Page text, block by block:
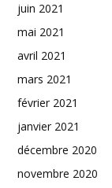
juin 2021
mai 2021
avril 2021
mars 2021
février 2021
janvier 2021
décembre 2020
novembre 2020